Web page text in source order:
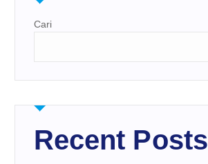
Cari
Recent Posts